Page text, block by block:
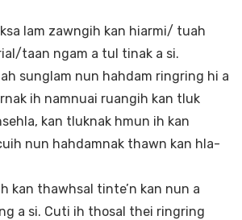
lam zawngih kan hiarmi/ tuah
taan ngam a tul tinak a si.
sunglam nun hahdam ringring hi a
ih namnuai ruangih kan tluk
kan tluknak hmun ih kan
nun hahdamnak thawn kan hla-
kan thawhsal tinte’n kan nun a
a si. Cuti ih thosal thei ringring